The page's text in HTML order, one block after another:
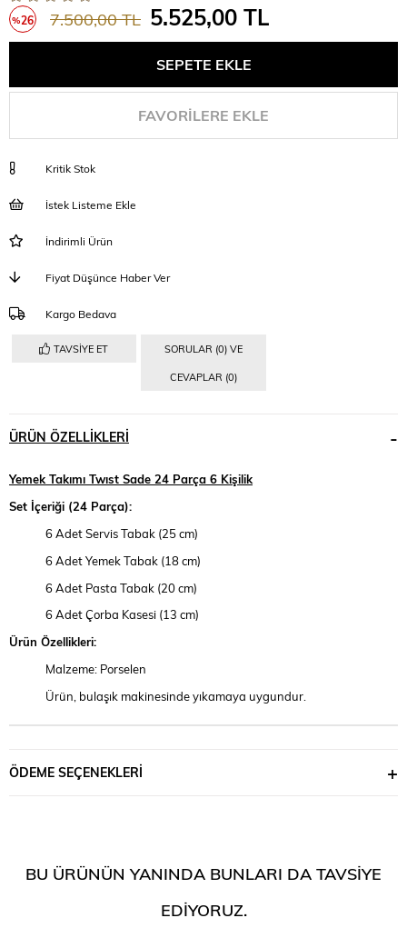
%26 7.500,00 TL 5.525,00 TL
FAVORILERE EKLE
Kritik Stok
İstek Listeme Ekle
İndirimli Ürün
Fiyat Düşünce Haber Ver
Kargo Bedava
TAVSIYE ET SORULAR (0) VE
CEVAPLAR (0)
ÜRÜN ÖZELLIKLERI
Yemek Takımı Twıst Sade 24 Parça 6 Kişilik
Set İçeriği (24 Parça):
6 Adet Servis Tabak (25 cm)
6 Adet Yemek Tabak (18 cm)
6 Adet Pasta Tabak (20 cm)
6 Adet Çorba Kasesi (13 cm)
Ürün Özellikleri:
Malzeme: Porselen
Ürün, bulaşık makinesinde yıkamaya uygundur.
ÖDEME SEÇENEKLERI
BU ÜRÜNÜN YANINDA BUNLARI DA TAVSIYE
EDIYORUZ.